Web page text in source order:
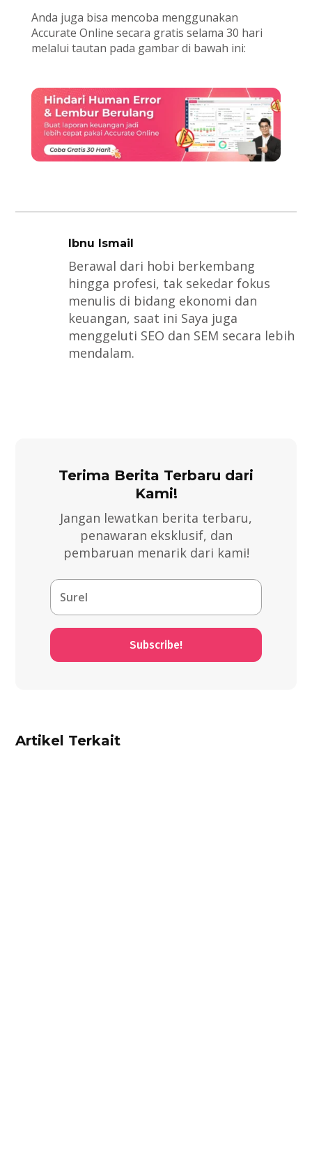
Anda juga bisa mencoba menggunakan
Accurate Online secara gratis selama 30 hari
melalui tautan pada gambar di bawah ini:
Ibnu Ismail
Berawal dari hobi berkembang
hingga profesi, tak sekedar fokus
menulis di bidang ekonomi dan
keuangan, saat ini Saya juga
menggeluti SEO dan SEM secara lebih
mendalam.
Terima Berita Terbaru dari
Kami!
Jangan lewatkan berita terbaru,
penawaran eksklusif, dan
pembaruan menarik dari kami!
Subscribe!
Artikel Terkait